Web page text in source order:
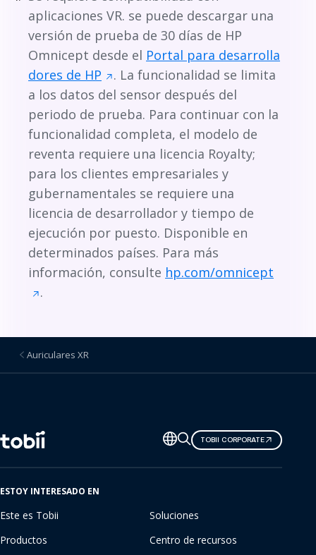
aplicaciones VR. se puede descargar una
versión de prueba de 30 días de HP
Omnicept desde el Portal para desarrolla
dores de HP
. La funcionalidad se limita
a los datos del sensor después del
periodo de prueba. Para continuar con la
funcionalidad completa, el modelo de
reventa requiere una licencia Royalty;
para los clientes empresariales y
gubernamentales se requiere una
licencia de desarrollador y tiempo de
ejecución por puesto. Disponible en
determinados países. Para más
información, consulte hp.com/omnicept
.
Auriculares XR
Cambiar
de
idioma
TOBII CORPORATE
ESTOY INTERESADO EN
Este es Tobii
Soluciones
Productos
Centro de recursos